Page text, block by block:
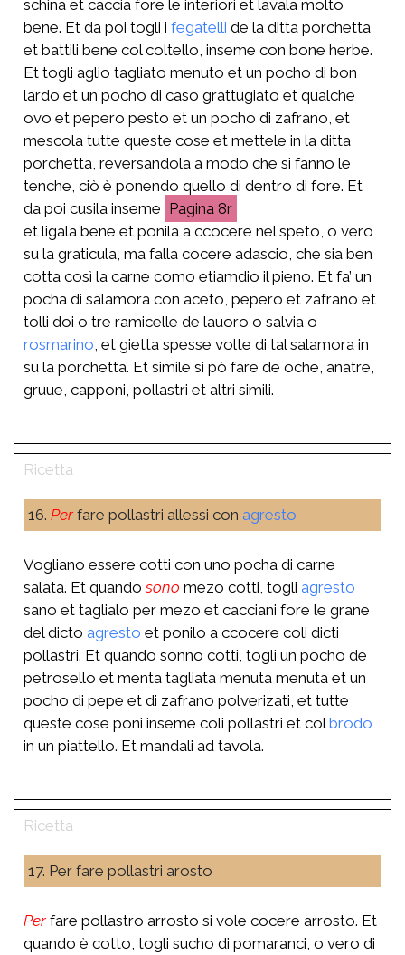
schina et caccia fore le interiori et lavala molto
bene. Et da poi togli i fegatelli de la ditta porchetta
et battili bene col coltello, inseme con bone herbe.
Et togli aglio tagliato menuto et un pocho di bon
lardo et un pocho di caso grattugiato et qualche
ovo et pepero pesto et un pocho di zafrano, et
mescola tutte queste cose et mettele in la ditta
porchetta, reversandola a modo che si fanno le
tenche, ciò è ponendo quello di dentro di fore. Et
da poi cusila inseme
8r
et ligala bene et ponila a ccocere nel speto, o vero
su la graticula, ma falla cocere adascio, che sia ben
cotta così la carne como etiamdio il pieno. Et fa’ un
pocha di salamora con aceto, pepero et zafrano et
tolli doi o tre ramicelle de lauoro o salvia o
rosmarino , et gietta spesse volte di tal salamora in
su la porchetta. Et simile si pò fare de oche, anatre,
gruue, capponi, pollastri et altri simili.
16. Perfare pollastri allessi con agresto
Vogliano essere cotti con uno pocha di carne
salata. Et quandosono mezo cotti, togli agresto
sano et taglialo per mezo et cacciani fore le grane
del dicto agresto et ponilo a ccocere coli dicti
pollastri. Et quando sonno cotti, togli un pocho de
petrosello et menta tagliata menuta menuta et un
pocho di pepe et di zafrano polverizati, et tutte
queste cose poni inseme coli pollastri et colbrodo
in un piattello. Et mandali ad tavola.
17. Per fare pollastri arosto
Perfare pollastro arrosto si vole cocere arrosto. Et
quando è cotto, togli sucho di pomaranci, o vero di